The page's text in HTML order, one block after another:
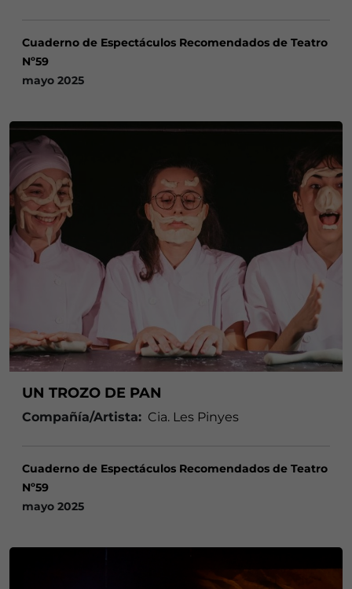
Cuaderno de Espectáculos Recomendados de Teatro
Nº59
mayo 2025
UN TROZO DE PAN
Compañía/Artista: Cia. Les Pinyes
Cuaderno de Espectáculos Recomendados de Teatro
Nº59
mayo 2025